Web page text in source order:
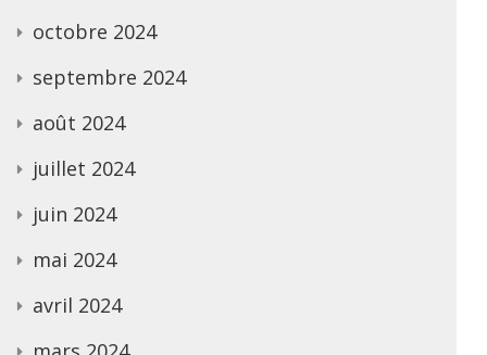
octobre 2024
septembre 2024
août 2024
juillet 2024
juin 2024
mai 2024
avril 2024